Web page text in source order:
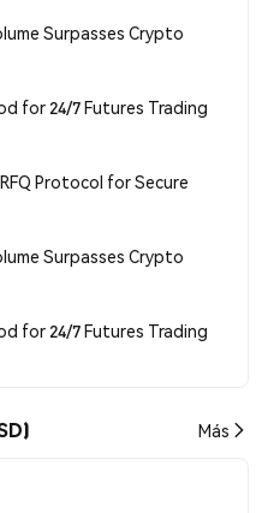
Surpasses Crypto
for 24/7 Futures Trading
Protocol for Secure
Surpasses Crypto
for 24/7 Futures Trading
Más